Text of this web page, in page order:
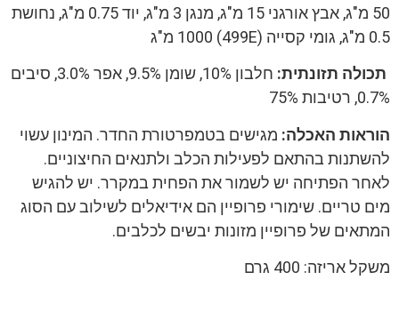
50 מ"ג, אבץ אורגני 15 מ"ג, מנגן 3 מ"ג, יוד 0.75 מ"ג, נחושת
0.5 מ"ג, גומי קסייה (499E) 1000 מ"ג
תכולה תזונתית:
חלבון 10%, שומן 9.5%, אפר 3.0%, סיבים
0.7%, רטיבות 75%
הוראות האכלה: מגישים בטמפרטורת החדר. המינון עשוי
להשתנות בהתאם לפעילות הכלב ולתנאים החיצוניים.
לאחר הפתיחה יש לשמור את הפחית במקרר. יש להגיש
מים טריים. שימורי פרופיין הם אידיאלים לשילוב עם הסוג
המתאים של פרופיין מזונות יבשים לכלבים.
משקל אריזה: 400 גרם